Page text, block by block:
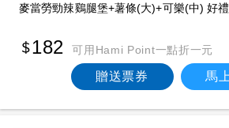
麥當勞勁辣鷄腿堡+薯條(大)+可樂(中) 好
182 可用Hami Point一點折一元
贈送票券 馬